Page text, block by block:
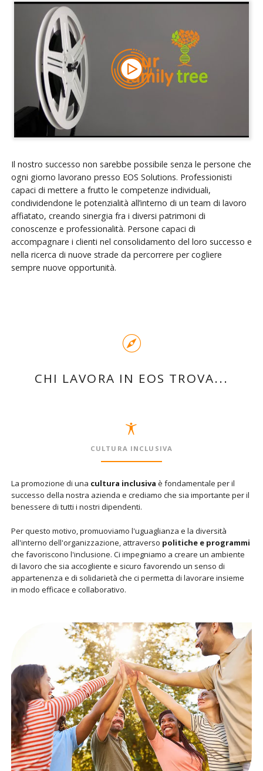
Il nostro successo non sarebbe possibile senza le persone che
ogni giorno lavorano presso EOS Solutions. Professionisti
capaci di mettere a frutto le competenze individuali,
condividendone le potenzialità all’interno di un team di lavoro
affiatato, creando sinergia fra i diversi patrimoni di
conoscenze e professionalità. Persone capaci di
accompagnare i clienti nel consolidamento del loro successo e
nella ricerca di nuove strade da percorrere per cogliere
sempre nuove opportunità.
CHI LAVORA IN EOS TROVA...
CULTURA INCLUSIVA
La promozione di una cultura inclusiva è fondamentale per il
successo della nostra azienda e crediamo che sia importante per il
benessere di tutti i nostri dipendenti.
Per questo motivo, promuoviamo l'uguaglianza e la diversità
all'interno dell'organizzazione, attraverso politiche e programmi
che favoriscono l'inclusione. Ci impegniamo a creare un ambiente
di lavoro che sia accogliente e sicuro favorendo un senso di
appartenenza e di solidarietà che ci permetta di lavorare insieme
in modo efficace e collaborativo.